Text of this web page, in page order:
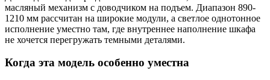
масляный механизм с доводчиком на подъем. Диапазон 890-
1210 мм рассчитан на широкие модули, а светлое однотонное
исполнение уместно там, где внутреннее наполнение шкафа
не хочется перегружать темными деталями.
Когда эта модель особенно уместна